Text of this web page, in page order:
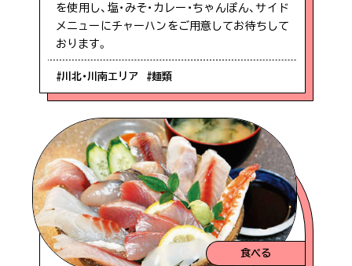
を使用し、塩・みそ・カレー・ちゃんぽん、サイド
メニューにチャーハンをご用意してお待ちして
おります。
#川北・川南エリア #麺類
食べる